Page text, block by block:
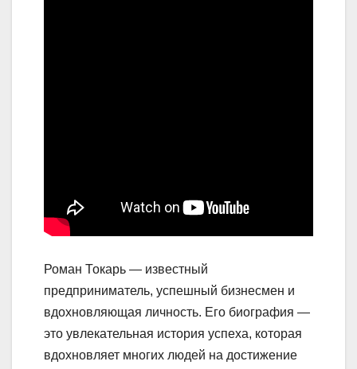
Роман Токарь — известный
предприниматель, успешный бизнесмен и
вдохновляющая личность. Его биография —
это увлекательная история успеха, которая
вдохновляет многих людей на достижение